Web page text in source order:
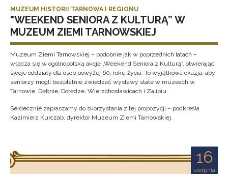
MUZEUM HISTORII TARNOWA I REGIONU
"WEEKEND SENIORA Z KULTURĄ” W
MUZEUM ZIEMI TARNOWSKIEJ
Muzeum Ziemi Tarnowskiej – podobnie jak w poprzednich latach –
włącza się w ogólnopolską akcję „Weekend Seniora z Kulturą”, otwierając
swoje oddziały dla osób powyżej 60. roku życia. To wyjątkowa okazja, aby
seniorzy mogli bezpłatnie zwiedzać wystawy stałe w muzeach w
Tarnowie, Dębnie, Dołędze, Wierzchosławicach i Zalipiu.
Serdecznie zapraszamy do skorzystania z tej propozycji – podkreśla
Kazimierz Kurczab, dyrektor Muzeum Ziemi Tarnowskiej.
16
sierpnia